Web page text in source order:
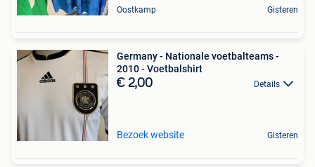
Oostkamp Gisteren
Germany - Nationale voetbalteams -
2010 - Voetbalshirt
€ 2,00 Details
Bezoek website Gisteren